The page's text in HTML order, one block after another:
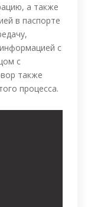
а также
в паспорте
с
с
также
процесса.